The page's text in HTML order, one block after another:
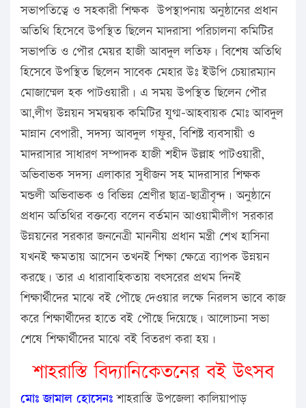
সভাপতিত্বে ও সহকারী শিক্ষক উপস্থাপনায় অনুষ্ঠানের প্রধান
অতিথি হিসেবে উপস্থিত ছিলেন মাদরাসা পরিচালনা কমিটির
সভাপতি ও পৌর মেয়র হাজী আবদুল লতিফ। বিশেষ অতিথি
হিসেবে উপস্থিত ছিলেন সাবেক মেহার উঃ ইউপি চেয়ারম্যান
মোজাম্মেল হক পাটওয়ারী। এ সময় উপস্থিত ছিলেন পৌর
আ,লীগ উন্নয়ন সমন্বয়ক কমিটির যুগ্ম-আহবায়ক মোঃ আবদুল
মান্নান বেপারী, সদস্য আবদুল গফুর, বিশিষ্ট ব্যবসায়ী ও
মাদরাসার সাধারণ সম্পাদক হাজী শহীদ উল্লাহ পাটওয়ারী,
অভিবাভক সদস্য এলাকার সুধীজন সহ মাদরাসার শিক্ষক
মন্ডলী অভিবাভক ও বিভিন্ন শ্রেণীর ছাত্র-ছাত্রীবৃন্দ। অনুষ্ঠানে
প্রধান অতিথির বক্তব্যে বলেন বর্তমান আওয়ামীলীগ সরকার
উন্নয়নের সরকার জননেত্রী মাননীয় প্রধান মন্ত্রী শেখ হাসিনা
যখনই ক্ষমতায় আসেন তখনই শিক্ষা ক্ষেত্রে ব্যাপক উন্নয়ন
করছে। তার এ ধারাবাহিকতায় বৎসরের প্রথম দিনই
শিক্ষার্থীদের মাঝে বই পৌছে দেওয়ার লক্ষে নিরলস ভাবে কাজ
করে শিক্ষার্থীদের হাতে বই পৌছে দিয়েছে। আলোচনা সভা
শেষে শিক্ষার্থীদের মাঝে বই বিতরণ করা হয়।
শাহরাস্তি বিদ্যানিকেতনের বই উৎসব
মোঃ জামাল হোসেনঃ শাহরাস্তি উপজেলা কালিয়াপাড়